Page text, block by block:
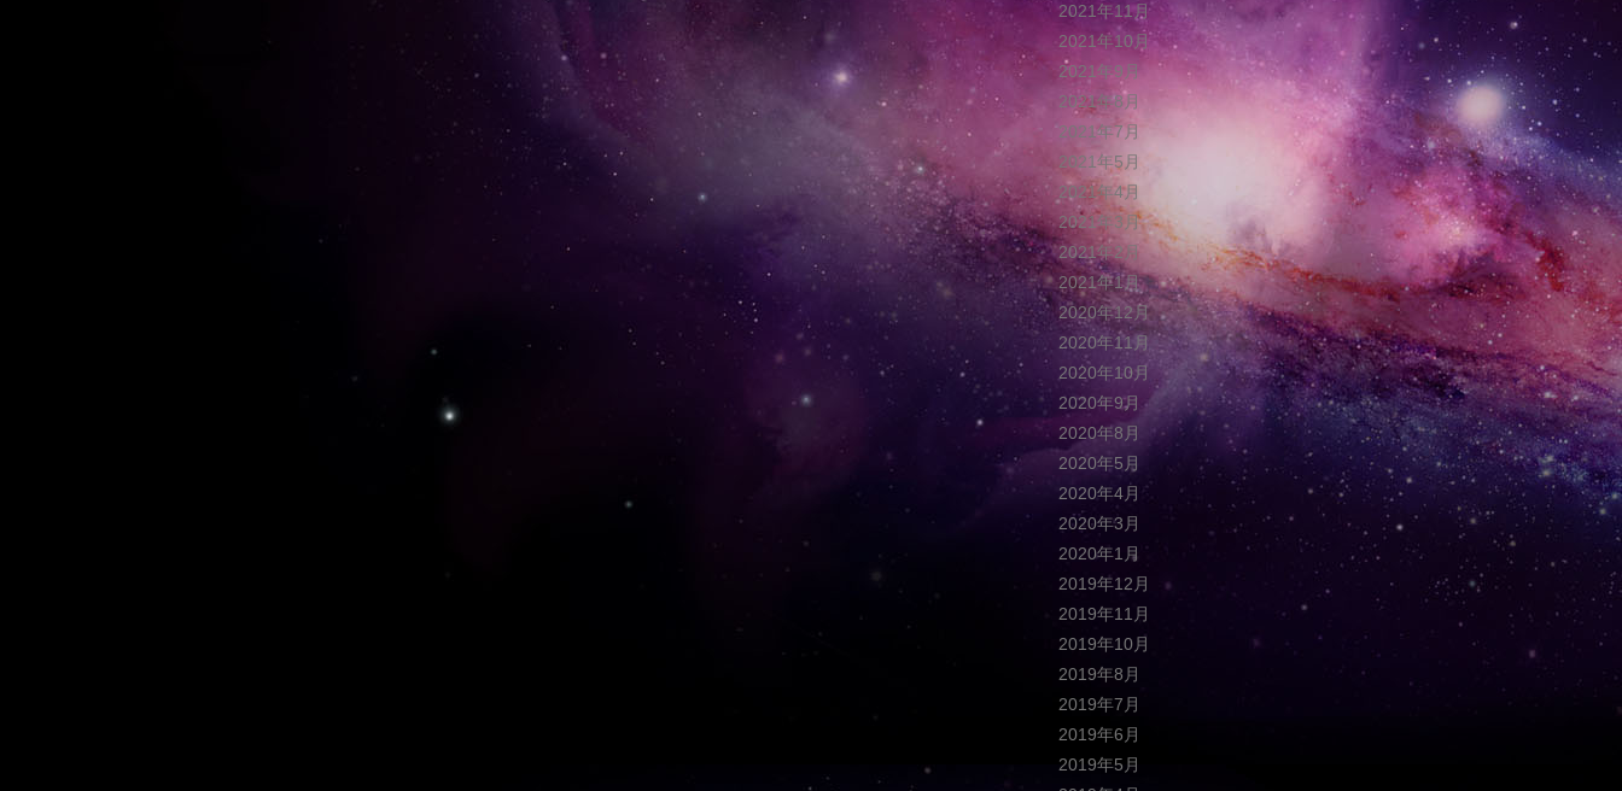
2021年11月
2021年10月
2021年9月
2021年8月
2021年7月
2021年5月
2021年4月
2021年3月
2021年2月
2021年1月
2020年12月
2020年11月
2020年10月
2020年9月
2020年8月
2020年5月
2020年4月
2020年3月
2020年1月
2019年12月
2019年11月
2019年10月
2019年8月
2019年7月
2019年6月
2019年5月